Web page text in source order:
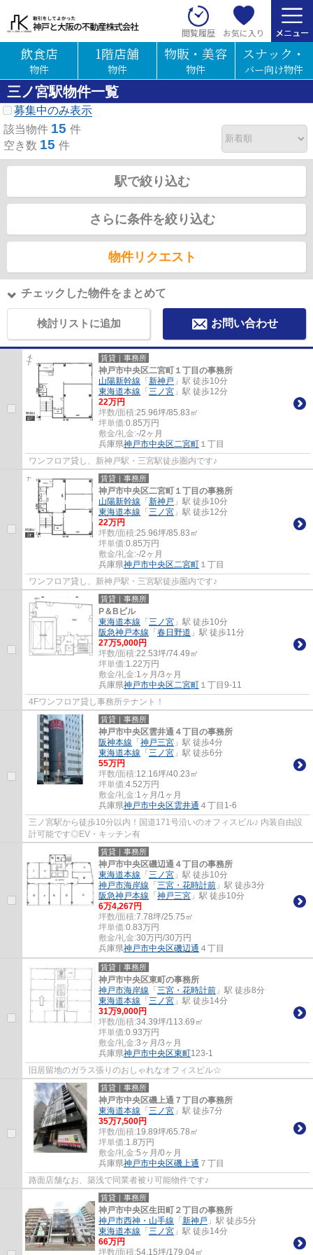
閲覧履歴 お気に入り
飲食店
物件
1階店舗
物件
物販・美容
物件
スナック・
バー向け物件
三ノ宮駅物件一覧
募集中のみ表示
該当物件 15 件
空き数 15 件
駅で絞り込む
さらに条件を絞り込む
物件リクエスト
チェックした物件をまとめて
検討リストに追加 お問い合わせ
賃貸｜事務所
神戸市中央区二宮町１丁目の事務所
山陽新幹線 「 新神戸 」駅 徒歩10分
東海道本線 「 三ノ宮 」駅 徒歩12分
22万円
坪数/面積:25.96坪/85.83㎡
坪単価:0.85万円
敷金/礼金:-/2ヶ月
兵庫県神戸市中央区二宮町 １丁目
ワンフロア貸し、新神戸駅・三宮駅徒歩圏内です♪
賃貸｜事務所
神戸市中央区二宮町１丁目の事務所
山陽新幹線 「 新神戸 」駅 徒歩10分
東海道本線 「 三ノ宮 」駅 徒歩12分
22万円
坪数/面積:25.96坪/85.83㎡
坪単価:0.85万円
敷金/礼金:-/2ヶ月
兵庫県神戸市中央区二宮町 １丁目
ワンフロア貸し、新神戸駅・三宮駅徒歩圏内です♪
賃貸｜事務所
P＆Bビル
東海道本線 「 三ノ宮 」駅 徒歩10分
阪急神戸本線 「 春日野道 」駅 徒歩11分
27万5,000円
坪数/面積:22.53坪/74.49㎡
坪単価:1.22万円
敷金/礼金:1ヶ月/3ヶ月
兵庫県神戸市中央区二宮町 １丁目9-11
4Fワンフロア貸し事務所テナント！
賃貸｜事務所
神戸市中央区雲井通４丁目の事務所
阪神本線 「 神戸三宮 」駅 徒歩4分
東海道本線 「 三ノ宮 」駅 徒歩6分
55万円
坪数/面積:12.16坪/40.23㎡
坪単価:4.52万円
敷金/礼金:1ヶ月/1ヶ月
兵庫県神戸市中央区雲井通 ４丁目1-6
三ノ宮駅から徒歩10分以内！国道171号沿いのオフィスビル♪ 内装自由設
計可能です◎EV・キッチン有
賃貸｜事務所
神戸市中央区磯辺通４丁目の事務所
東海道本線 「 三ノ宮 」駅 徒歩10分
神戸市海岸線 「 三宮・花時計前 」駅 徒歩3分
阪急神戸本線 「 神戸三宮 」駅 徒歩10分
6万4,267円
坪数/面積:7.78坪/25.75㎡
坪単価:0.83万円
敷金/礼金:30万円/30万円
兵庫県神戸市中央区磯辺通 ４丁目
賃貸｜事務所
神戸市中央区東町の事務所
神戸市海岸線 「 三宮・花時計前 」駅 徒歩8分
東海道本線 「 三ノ宮 」駅 徒歩14分
31万9,000円
坪数/面積:34.39坪/113.69㎡
坪単価:0.93万円
敷金/礼金:3ヶ月/3ヶ月
兵庫県神戸市中央区東町123-1
旧居留地のガラス張りのおしゃれなオフィスビル☆
賃貸｜事務所
神戸市中央区磯上通７丁目の事務所
東海道本線 「 三ノ宮 」駅 徒歩7分
35万7,500円
坪数/面積:19.89坪/65.78㎡
坪単価:1.8万円
敷金/礼金:5ヶ月/0ヶ月
兵庫県神戸市中央区磯上通 ７丁目
路面店舗なお、築浅で同業者被り可能物件です♪
賃貸｜事務所
神戸市中央区生田町２丁目の事務所
神戸市西神・山手線 「 新神戸 」駅 徒歩5分
東海道本線 「 三ノ宮 」駅 徒歩14分
66万円
坪数/面積:54.15坪/179.04㎡